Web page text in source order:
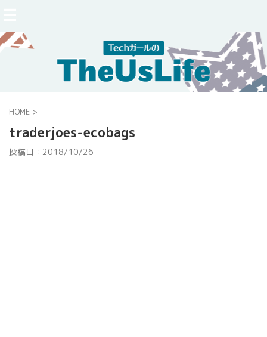
HOME >
traderjoes-ecobags
投稿日： 2018/10/26